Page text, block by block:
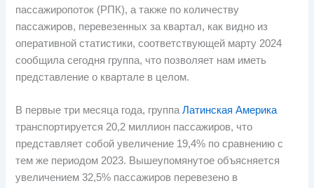
пассажиропоток (РПК), а также по количеству
пассажиров, перевезенных за квартал, как видно из
оперативной статистики, соответствующей марту 2024
сообщила сегодня группа, что позволяет нам иметь
представление о квартале в целом.
В первые три месяца года, группаЛатинская Америка
транспортируется 20,2 миллион пассажиров, что
представляет собой увеличение 19,4% по сравнению с
тем же периодом 2023. Вышеупомянутое объясняется
увеличением 32,5% пассажиров перевезено в